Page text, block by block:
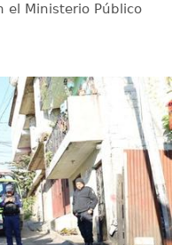
el Ministerio Público